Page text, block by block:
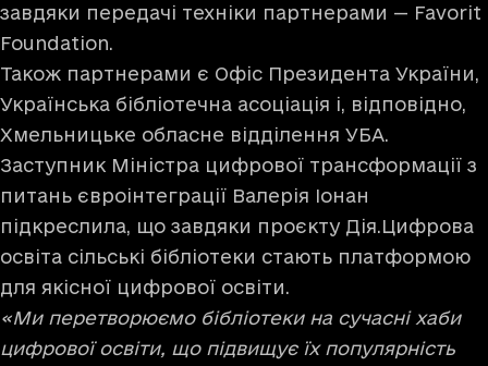
завдяки передачі техніки партнерами — Favorit
Foundation.
Також партнерами є Офіс Президента України,
Українська бібліотечна асоціація і, відповідно,
Хмельницьке обласне відділення УБА.
Заступник Міністра цифрової трансформації з
питань євроінтеграції Валерія Іонан
підкреслила, що завдяки проєкту Дія.Цифрова
освіта сільські бібліотеки стають платформою
для якісної цифрової освіти.
«Ми перетворюємо бібліотеки на сучасні хаби
цифрової освіти, що підвищує їх популярність